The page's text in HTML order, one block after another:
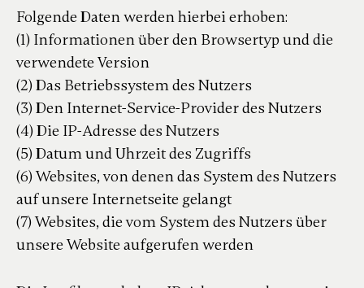
Folgende Daten werden hierbei erhoben:
(1) Informationen über den Browsertyp und die
verwendete Version
(2) Das Betriebssystem des Nutzers
(3) Den Internet-Service-Provider des Nutzers
(4) Die IP-Adresse des Nutzers
(5) Datum und Uhrzeit des Zugriffs
(6) Websites, von denen das System des Nutzers
auf unsere Internetseite gelangt
(7) Websites, die vom System des Nutzers über
unsere Website aufgerufen werden